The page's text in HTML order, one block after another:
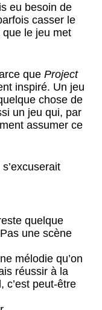
eu besoin de
casser le
le jeu met
que Project
inspiré. Un jeu
chose de
un jeu qui, par
assumer ce
quelque
une scène
mélodie qu’on
réussir à la
c’est peut-être